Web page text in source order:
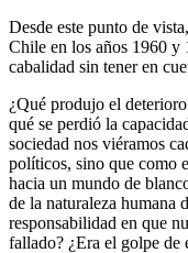
Desde este punto de
Chile en los años 1960 y
cabalidad sin tener en
¿Qué produjo el
qué se perdió la
sociedad nos viéramos
políticos, sino que como
hacia un mundo de
de la naturaleza humana
responsabilidad en que
fallado? ¿Era el golpe de